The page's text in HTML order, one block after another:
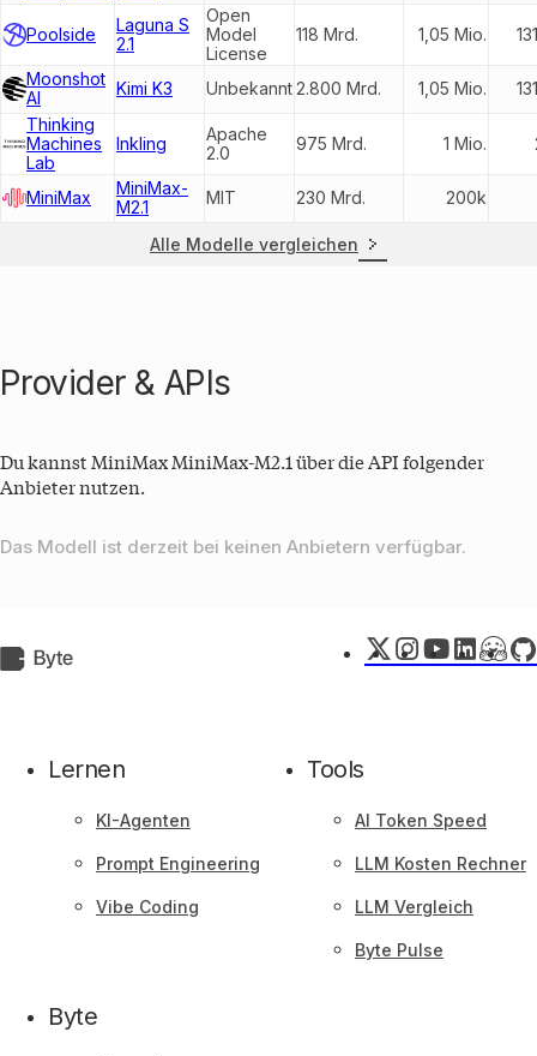
Poolside
Laguna S
2.1
Open
Model
License
118 Mrd. 1,05 Mio.
Moonshot
AI
Kimi K3 Unbekannt 2.800 Mrd. 1,05 Mio.
Thinking
Machines
Lab
Inkling
Apache
2.0
975 Mrd. 1 Mio.
MiniMax
MiniMax-
M2.1
MIT 230 Mrd. 200k
Alle Modelle vergleichen
Provider & APIs
Du kannst MiniMax MiniMax-M2.1über die API folgender
Anbieter nutzen.
Das Modell ist derzeit bei keinen Anbietern verfügbar.
Byte.de
X Instagram
YouTube
LinkedIn
Face
Lernen
KI-Agenten
Prompt Engineering
Vibe Coding
Tools
AI Token Speed
LLM Kosten Rechner
LLM Vergleich
Byte Pulse
Byte